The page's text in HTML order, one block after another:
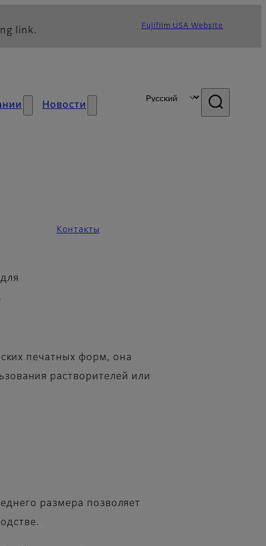
link. Fujifilm USA Website
Новости
Контакты
печатных форм, она
растворителей или
размера позволяет